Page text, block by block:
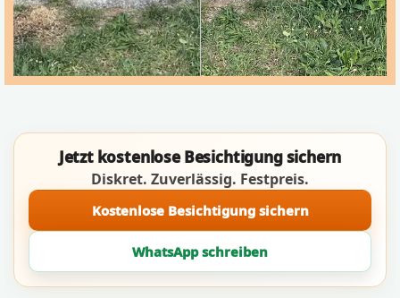
Jetzt kostenlose Besichtigung sichern
Diskret. Zuverlässig. Festpreis.
Kostenlose Besichtigung sichern
WhatsApp schreiben